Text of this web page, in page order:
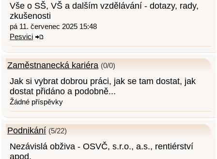
Vše o SŠ, VŠ a dalším vzdělávání - dotazy, rady,
zkušenosti
pá 11. červenec 2025 15:48
Pesvici
Zaměstnanecká kariéra (0/0)
Jak si vybrat dobrou práci, jak se tam dostat, jak
dostat přidáno a podobně...
Žádné příspěvky
Podnikání (5/22)
Nezávislá obživa - OSVČ, s.r.o., a.s., rentiérství
apod.